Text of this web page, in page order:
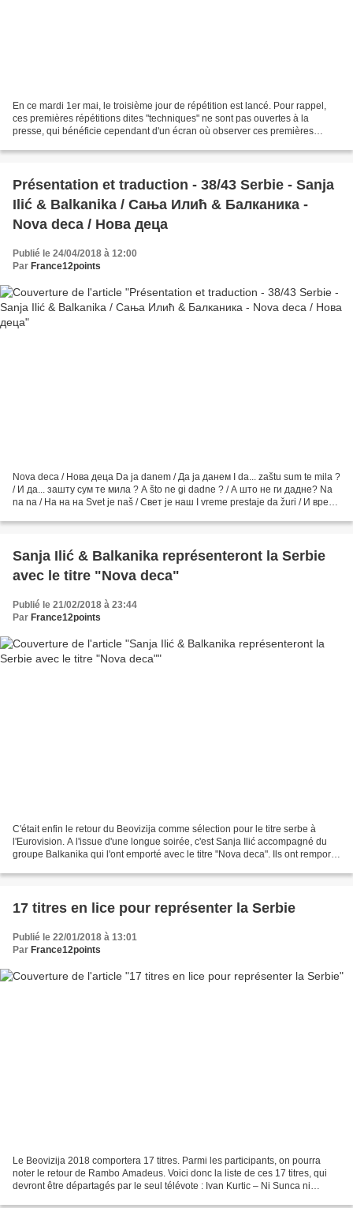
En ce mardi 1er mai, le troisième jour de répétition est lancé. Pour rappel,
ces premières répétitions dites "techniques" ne sont pas ouvertes à la
presse, qui bénéficie cependant d'un écran où observer ces premières
Présentation et traduction - 38/43 Serbie - Sanja
Ilić & Balkanika / Сања Илић & Балканика -
Nova deca / Hова деца
Publié le 24/04/2018 à 12:00
Par France12points
Nova deca / Hова деца Da ja danem / Да ја данем I da... zaštu sum te mila ?
/ И да... зашту сум те мила ? A što ne gi dadne ? / А што не ги дадне? Na
na na / На на на Svet je naš / Свет је наш I vreme prestaje da žuri / И време
Sanja Ilić & Balkanika représenteront la Serbie
avec le titre "Nova deca"
Publié le 21/02/2018 à 23:44
Par France12points
C'était enfin le retour du Beovizija comme sélection pour le titre serbe à
l'Eurovision. A l'issue d'une longue soirée, c'est Sanja Ilić accompagné du
groupe Balkanika qui l'ont emporté avec le titre "Nova deca". Ils ont remporté
17 titres en lice pour représenter la Serbie
Publié le 22/01/2018 à 13:01
Par France12points
Le Beovizija 2018 comportera 17 titres. Parmi les participants, on pourra
noter le retour de Rambo Amadeus. Voici donc la liste de ces 17 titres, qui
devront être départagés par le seul télévote : Ivan Kurtic – Ni Sunca ni